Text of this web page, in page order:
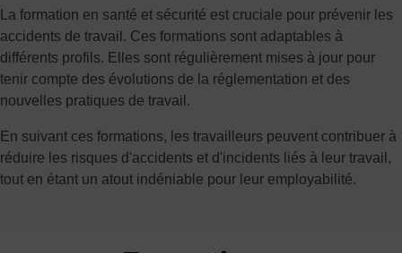
La formation en santé et sécurité est cruciale pour prévenir les
accidents de travail. Ces formations sont adaptables à
différents profils. Elles sont régulièrement mises à jour pour
tenir compte des évolutions de la réglementation et des
nouvelles pratiques de travail.
En suivant ces formations, les travailleurs peuvent contribuer à
réduire les risques d'accidents et d'incidents liés à leur travail,
tout en étant un atout indéniable pour leur employabilité.